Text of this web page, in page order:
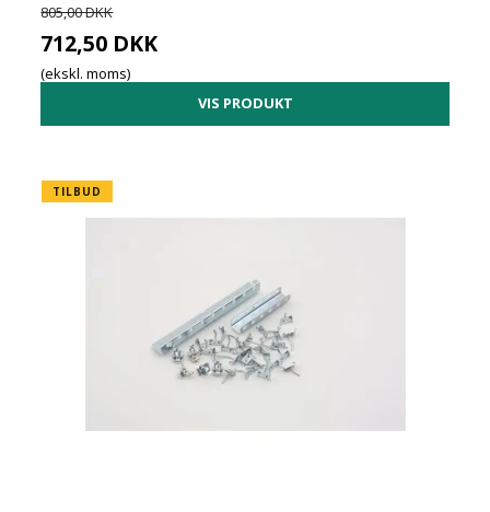
805,00 DKK
712,50 DKK
(ekskl. moms)
VIS PRODUKT
TILBUD